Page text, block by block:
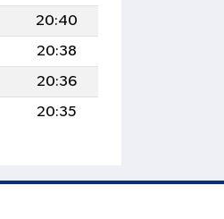
20:40
20:38
20:36
20:35